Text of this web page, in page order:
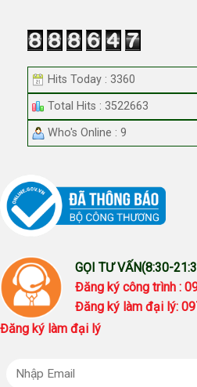
Hits Today : 3360
Total Hits : 3522663
Who's Online : 9
GỌI TƯ VẤN(8:30-
Đăng ký công trình :
Đăng ký làm đại lý:
Đăng ký làm đại lý